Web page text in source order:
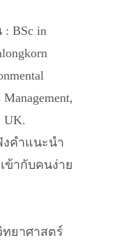
BSc in
UK.
งคำแนะนำ
ข้ากับคนง่าย
ยาศาสตร์